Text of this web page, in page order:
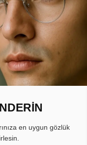
en uygun gözlük